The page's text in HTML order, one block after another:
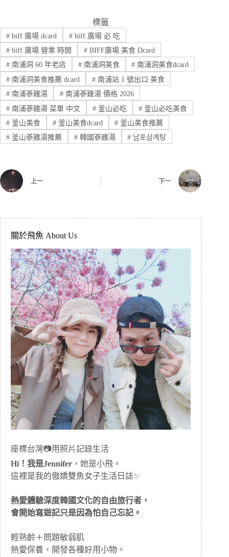
標籤
#biff 廣場 dcard #biff 廣場 必 吃
#biff 廣場 營業 時間 #BIFF廣場 美食 Dcard
#南浦洞 60 年老店 #南浦洞美食 # 南浦洞美食dcard
#南浦洞美食推薦 dcard #南浦站 1 號出口 美食
#南浦蔘雞湯 #南浦蔘雞湯 價格 2026
#南浦蔘雞湯 菜單 中文 #釜山必吃 # 釜山必吃美食
#釜山美食 #釜山美食dcard # 釜山美食推薦
#釜山蔘雞湯推薦 #韓國蔘雞湯 # 남포삼계탕
上一 下一
關於飛魚 About Us
座標台灣📷用照片記錄生活
Hi！我是Jennifer ，她是小飛。
這裡是我的傲嬌雙魚女子生活日誌✨
熱愛體驗深度韓國文化的自由旅行者，
會開始寫遊記只是因為怕自己忘記。
輕熟齡＋問題敏弱肌
熱愛保養，開發各種好用小物。